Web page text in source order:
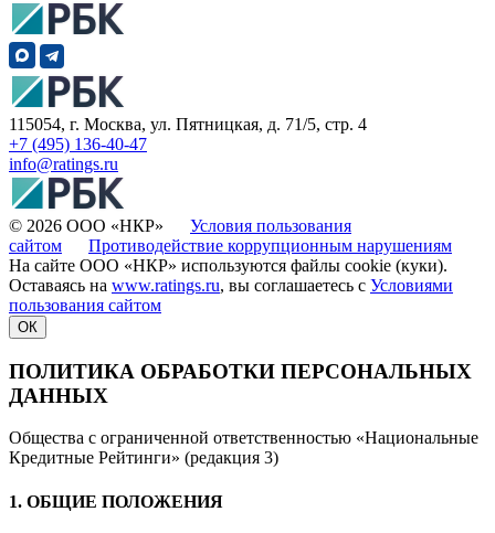
115054, г. Москва, ул. Пятницкая, д. 71/5, стр. 4
+7 (495) 136-40-47
info@ratings.ru
© 2026 ООО «НКР» Условия пользования
сайтом
Противодействие коррупционным нарушениям
На сайте ООО «НКР» используются файлы cookie (куки).
Оставаясь на www.ratings.ru, вы соглашаетесь с Условиями
пользования сайтом
ОК
ПОЛИТИКА ОБРАБОТКИ ПЕРСОНАЛЬНЫХ
ДАННЫХ
Общества с ограниченной ответственностью «Национальные
Кредитные Рейтинги» (редакция 3)
1. ОБЩИЕ ПОЛОЖЕНИЯ